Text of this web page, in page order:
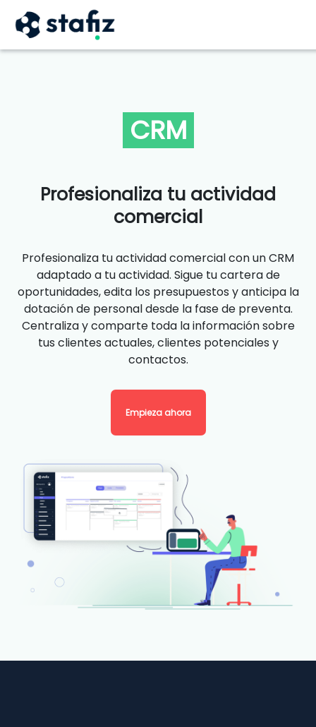
CRM
Profesionaliza tu actividad
comercial
Profesionaliza tu actividad comercial con un CRM
adaptado a tu actividad. Sigue tu cartera de
oportunidades, edita los presupuestos y anticipa la
dotación de personal desde la fase de preventa.
Centraliza y comparte toda la información sobre
tus clientes actuales, clientes potenciales y
contactos.
Empieza ahora